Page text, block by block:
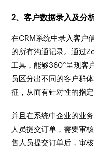
2、客户数据录入及分
在CRM系统中录入客户
的所有沟通记录。通过
工具，能够360°呈现客
员区分出不同的客户群
征，从而有针对性的指
并且在系统中企业的业
人员提交订单，需要审
售人员提交订单后，审